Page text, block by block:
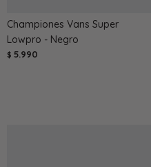
Championes Vans Super
Lowpro - Negro
$ 5.990